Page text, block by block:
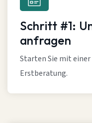
Schritt #1:
anfragen
Starten Sie mit
Erstberatung.